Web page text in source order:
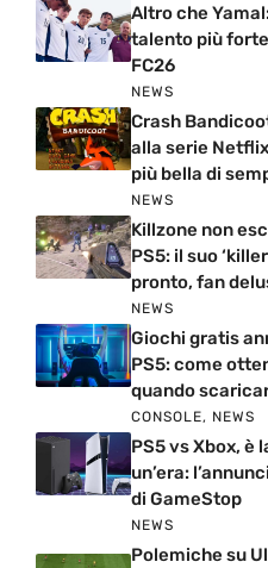
Altro che
talento più
FC26
NEWS
Crash
alla serie
più bella di
NEWS
Killzone non
PS5: il suo
pronto, fan
NEWS
Giochi gratis
PS5: come
quando
CONSOLE, NEWS
PS5 vs Xbox, è
un’era:
di GameStop
NEWS
Polemiche su